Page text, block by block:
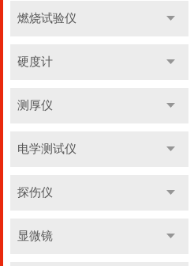
燃烧试验仪
硬度计
测厚仪
电学测试仪
探伤仪
显微镜